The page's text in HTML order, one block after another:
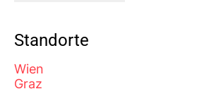
Standorte
Wien
Graz